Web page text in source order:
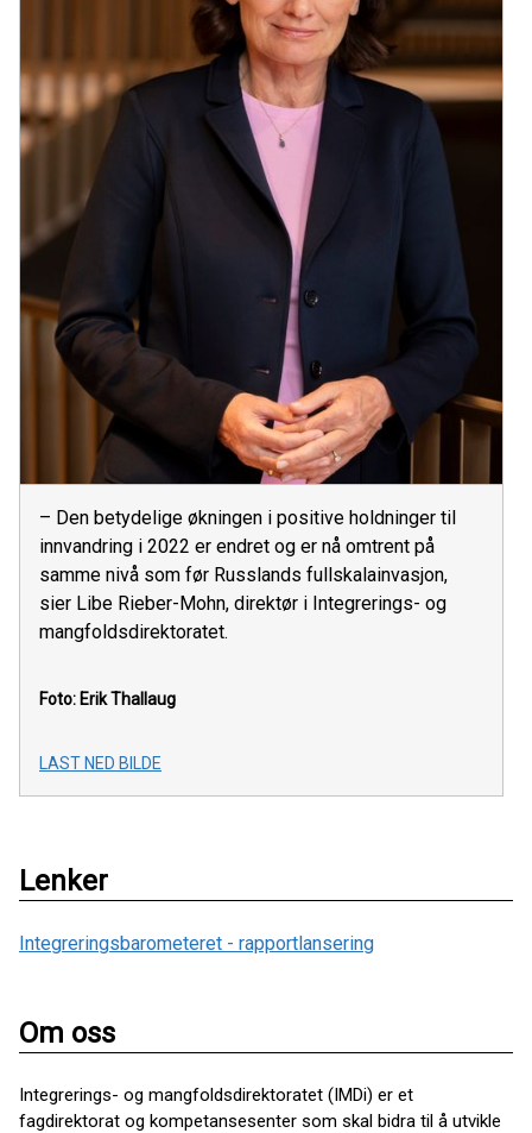
– Den betydelige økningen i positive holdninger til
innvandring i 2022 er endret og er nå omtrent på
samme nivå som før Russlands fullskalainvasjon,
sier Libe Rieber-Mohn, direktør i Integrerings- og
mangfoldsdirektoratet.
Foto: Erik Thallaug
LAST NED BILDE
Lenker
Integreringsbarometeret - rapportlansering
Om oss
Integrerings- og mangfoldsdirektoratet (IMDi) er et
fagdirektorat og kompetansesenter som skal bidra til å utvikle